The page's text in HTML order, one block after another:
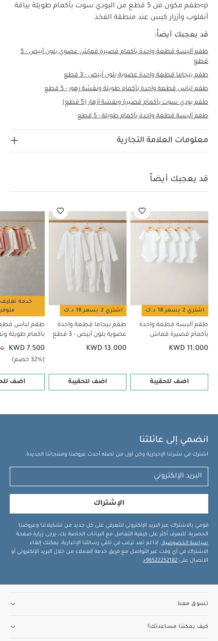
p>طقم مكون من 5 قطع من البودي سوت بأكمام طويلة بياقة
أنفلوب وأزرار كبس عند منطقة الفخذ
قد يعجبك أيضاً:
طقم ألبسة قطعة واحدة بأكمام قصيرة قماش عضوي بلون أبيض - 5
قطع
طقم بيجاما قطعة واحدة عضوية بلون أبيض - 3 قطع
طقم لباس قطعة واحدة بأكمام طويلة ونقشة زهور - 5 قطع
طقم بودي سوت بأكمام قصيرة ونقشة أزهار (5 قطع)
طقم ألبسة قطعة واحدة بأكمام طويلة - 5 قطع
معلومات العلامة التجارية
قد يعجبك أيضاً
اشتري 2 بسعر 18 د.ك
طقم ألبسة قطعة واحدة
بأكمام قصيرة قماش
عضوي بلون أبيض - 5 قطع
KWD 11.000
اضف للحقيبة
اشتري 2 بسعر 18 د.ك
طقم بيجاما قطعة واحدة
عضوية بلون أبيض - 3 قطع
KWD 13.000
اضف للحقيبة
خدمة تغليف
طقم لباس
بأكمام طويلة
5 قطع
KWD 7.500
(32% خصم)
اضف
انضمي إلى عائلتنا
اشترك في نشرتنا الإخبارية وكن أول من تصله أحدث عروضنا ومنتجاتنا الجديدة.
الإشتراك
قومي بالاشتراك عبر البريد الإلكتروني لتتعرفي على كل جديد من تشكيلاتنا وعروضنا
الحصرية. للتعرف أكثر على كيفية التعامل مع البيانات الخاصة بك، يرجى زيارة صفحة
سياسة الخصوصية . إذا لم تعد ترغب في تلقي رسائلنا الإخبارية، يمكنك إلغاء
الاشتراك في أي وقت عبر التواصل مع فريق خدمة العملاء من خلال البريد الإلكتروني أو
الاتصال على 96522252182+
.
تسوق معنا
كيف يمكننا مساعدتك؟